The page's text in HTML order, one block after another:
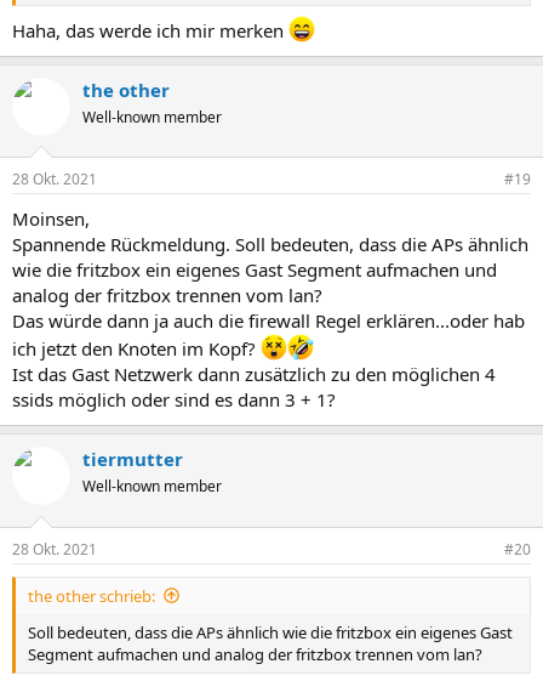
Haha, das werde ich mir merken
the other
Well-known member
28 Okt. 2021 #19
Moinsen,
Spannende Rückmeldung. Soll bedeuten, dass die APs ähnlich
wie die fritzbox ein eigenes Gast Segment aufmachen und
analog der fritzbox trennen vom lan?
Das würde dann ja auch die firewall Regel erklären...oder hab
ich jetzt den Knoten im Kopf?
Ist das Gast Netzwerk dann zusätzlich zu den möglichen 4
ssids möglich oder sind es dann 3 + 1?
tiermutter
Well-known member
28 Okt. 2021 #20
the other schrieb:
Soll bedeuten, dass die APs ähnlich wie die fritzbox ein eigenes Gast
Segment aufmachen und analog der fritzbox trennen vom lan?